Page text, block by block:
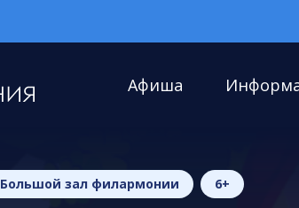
Афиша
Большой зал филармонии 6+